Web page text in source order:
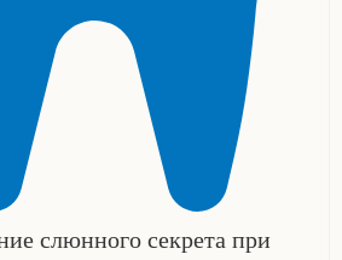
слюнного секрета при